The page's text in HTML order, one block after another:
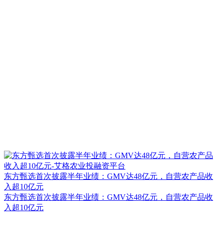
东方甄选首次披露半年业绩：GMV达48亿元，自营农产品收
入超10亿元
东方甄选首次披露半年业绩：GMV达48亿元，自营农产品收
入超10亿元